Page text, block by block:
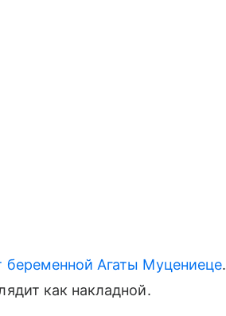
беременной Агаты Муцениеце.
как накладной.